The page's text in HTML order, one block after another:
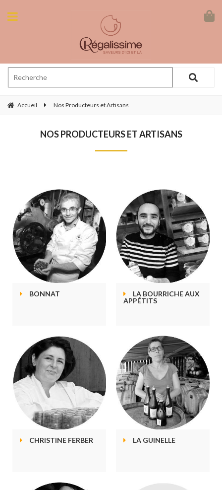
Accueil Nos Producteurs et Artisans
NOS PRODUCTEURS ET ARTISANS
BONNAT
LA BOURRICHE AUX
APPÉTITS
CHRISTINE FERBER LA GUINELLE